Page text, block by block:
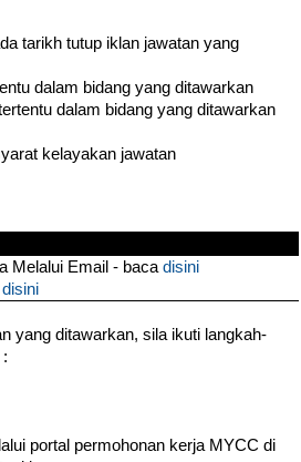
tarikh tutup iklan jawatan yang
dalam bidang yang ditawarkan
dalam bidang yang ditawarkan
kelayakan jawatan
Melalui Email - bacadisini
disini
yang ditawarkan, sila ikuti langkah-
portal permohonan kerja MYCC di